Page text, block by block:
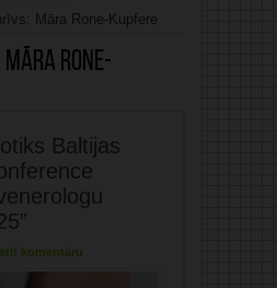
Māra Rone-Kupfere
Māra Rone-
Baltijas
komentāru